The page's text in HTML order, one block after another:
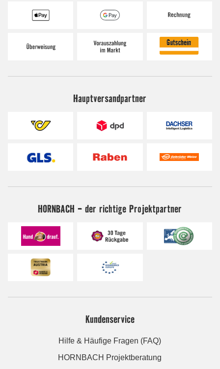
Hauptversandpartner
HORNBACH - der richtige Projektpartner
Kundenservice
Hilfe & Häufige Fragen (FAQ)
HORNBACH Projektberatung